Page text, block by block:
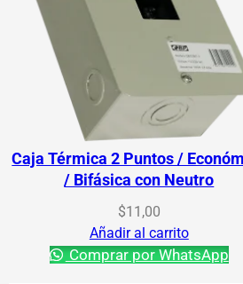
Caja Térmica 2 Puntos /
/ Bifásica con Neutro
$11,00
Añadir al carrito
Comprar por WhatsApp